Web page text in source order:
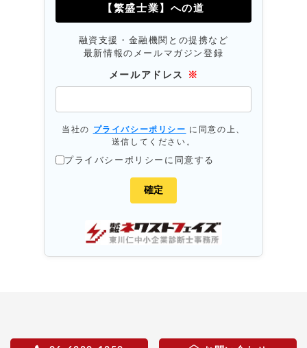
【繁盛士業】への道
融資支援・金融機関との提携など
最新情報のメールマガジン登録
メールアドレス ※
当社の プライバシーポリシー に同意の上、
送信してください。
プライバシーポリシーに同意する